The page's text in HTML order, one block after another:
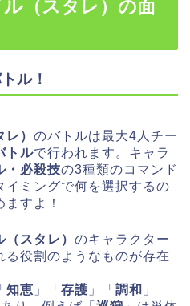
（スタレ）の面
ル！
） のバトルは最大4人チー
トルで行われます。キャラ
・必殺技の3種類のコマンド
イミングで何を選択するの
すよ！
スタレ） のキャラクター
る役割のようなものが存在
知恵 」「 存護 」「 調和 」